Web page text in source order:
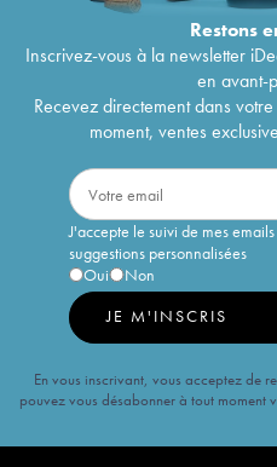
Restons
Inscrivez-vous à la newsletter
en avant-
Recevez directement dans
moment, ventes
J'accepte le suivi de mes
suggestions personnalisées
Oui
Non
JE M'INSCRIS
En vous inscrivant, vous acceptez de
pouvez vous désabonner à tout moment